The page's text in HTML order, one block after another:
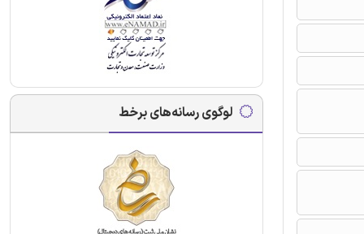
لوگوی رسانه‌های برخط